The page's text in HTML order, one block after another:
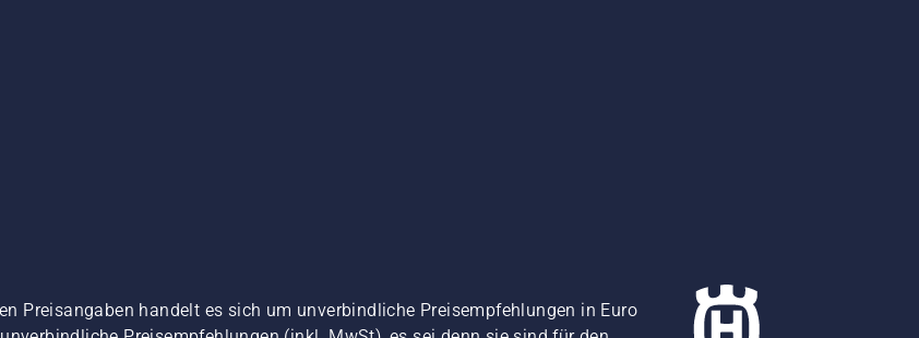
Preisangaben handelt es sich um unverbindliche Preisempfehlungen in Euro